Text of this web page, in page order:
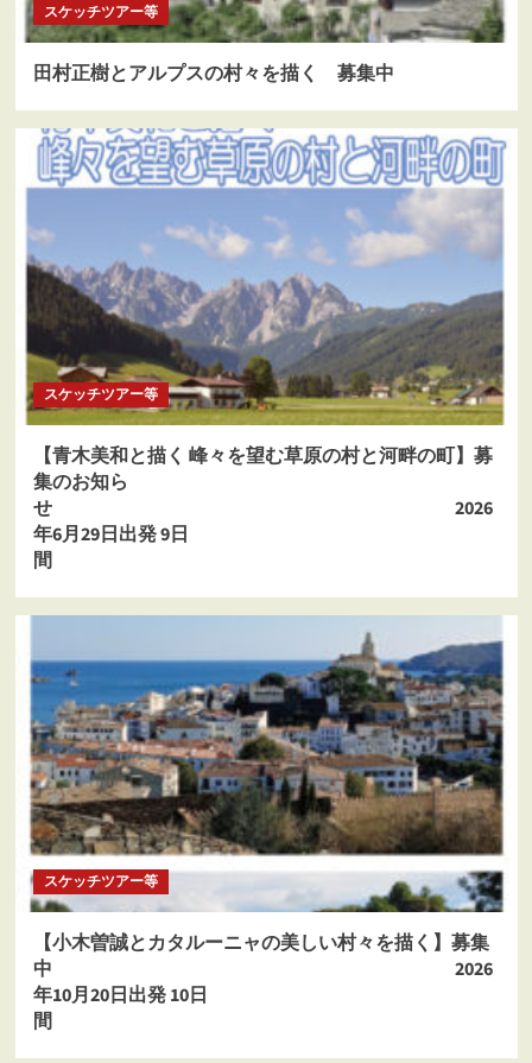
スケッチツアー等
田村正樹とアルプスの村々を描く 募集中
スケッチツアー等
【青木美和と描く 峰々を望む草原の村と河畔の町】募
集のお知ら
せ 2026
年6月29日出発 9日
スケッチツアー等
【小木曽誠とカタルーニャの美しい村々を描く】募集
中 2026
年10月20日出発 10日